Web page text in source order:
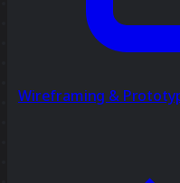
Wireframing &